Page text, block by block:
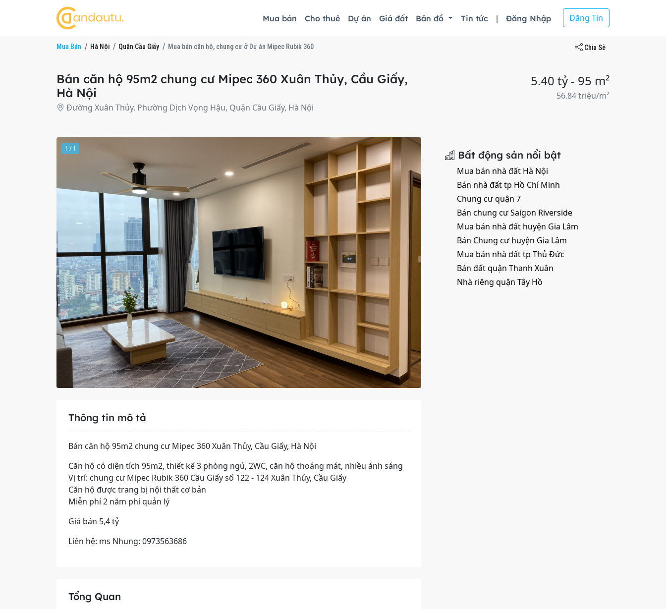
Mua bán Cho thuê Dự án Giá đất Bản đồ Tin tức | Đăng Nhập Đăng Tin
Mua Bán Hà Nội Quận Cầu Giấy Mua bán căn hộ, chung cư ở Dự án Mipec Rubik 360 Chia Sẻ
Bán căn hộ 95m2 chung cư Mipec 360 Xuân Thủy, Cầu Giấy,
Hà Nội
Đường Xuân Thủy, Phường Dịch Vọng Hậu, Quận Cầu Giấy, Hà Nội
5.40 tỷ - 95 m²
56.84 triệu/m²
1 / 1
Thông tin mô tả
Bán căn hộ 95m2 chung cư Mipec 360 Xuân Thủy, Cầu Giấy, Hà Nội
Căn hộ có diện tích 95m2, thiết kế 3 phòng ngủ, 2WC, căn hộ thoáng mát, nhiều ánh sáng
Vị trí: chung cư Mipec Rubik 360 Cầu Giấy số 122 - 124 Xuân Thủy, Cầu Giấy
Căn hộ được trang bị nội thất cơ bản
Miễn phí 2 năm phí quản lý
Giá bán 5,4 tỷ
Liên hệ: ms Nhung: 0973563686
Tổng Quan
Bất động sản nổi bật
Mua bán nhà đất Hà Nội
Bán nhà đất tp Hồ Chí Minh
Chung cư quận 7
Bán chung cư Saigon Riverside
Mua bán nhà đất huyện Gia Lâm
Bán Chung cư huyện Gia Lâm
Mua bán nhà đất tp Thủ Đức
Bán đất quận Thanh Xuân
Nhà riêng quận Tây Hồ